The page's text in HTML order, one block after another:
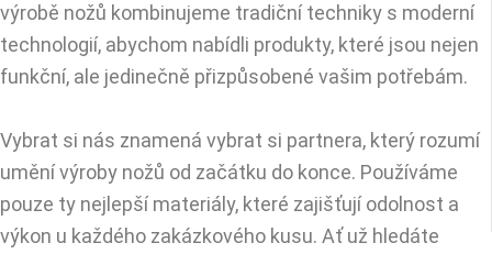
výrobě nožů kombinujeme tradiční techniky s moderní
technologií, abychom nabídli produkty, které jsou nejen
funkční, ale jedinečně přizpůsobené vašim potřebám.
Vybrat si nás znamená vybrat si partnera, který rozumí
umění výroby nožů od začátku do konce. Používáme
pouze ty nejlepší materiály, které zajišťují odolnost a
výkon u každého zakázkového kusu. Ať už hledáte